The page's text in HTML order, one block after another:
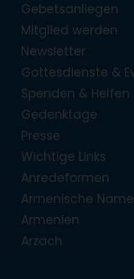
Gebetsanliegen
Mitglied werden
Newsletter
Gottesdienste &
Spenden & Helfen
Gedenktage
Presse
Wichtige Links
Anredeformen
Armenische
Armenien
Arzach